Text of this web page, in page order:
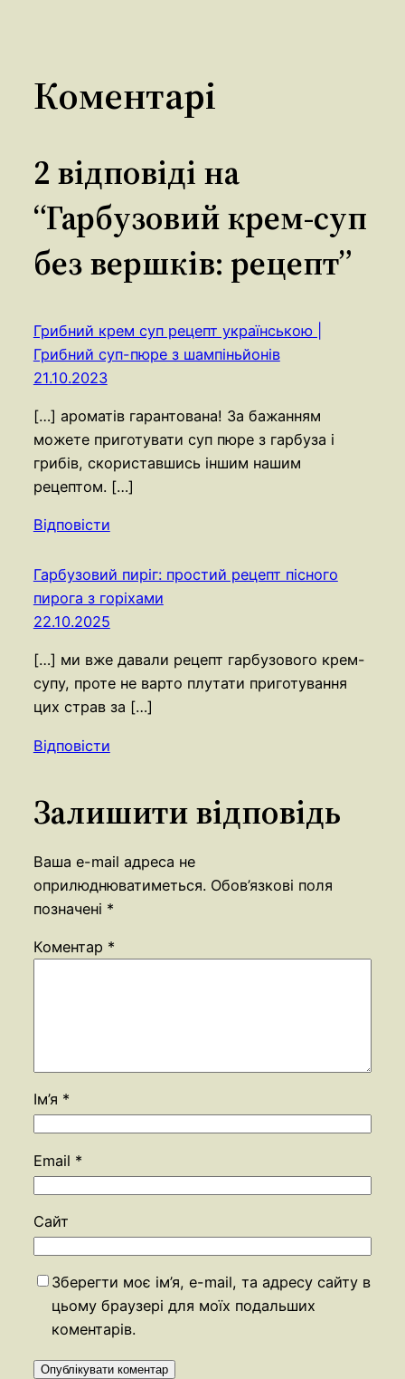
Коментарі
2 відповіді на
“Гарбузовий крем-суп
без вершків: рецепт”
Грибний крем суп рецепт українською |
Грибний суп-пюре з шампіньйонів
21.10.2023
[…] ароматів гарантована! За бажанням
можете приготувати суп пюре з гарбуза і
грибів, скориставшись іншим нашим
рецептом. […]
Відповісти
Гарбузовий пиріг: простий рецепт пісного
пирога з горіхами
22.10.2025
[…] ми вже давали рецепт гарбузового крем-
супу, проте не варто плутати приготування
цих страв за […]
Відповісти
Залишити відповідь
Ваша e-mail адреса не
оприлюднюватиметься. Обов’язкові поля
позначені *
Коментар *
Ім’я *
Email *
Сайт
Зберегти моє ім’я, e-mail, та адресу сайту в
цьому браузері для моїх подальших
коментарів.